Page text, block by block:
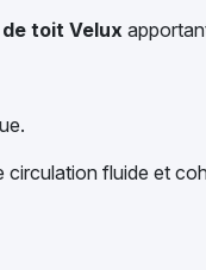
toit Velux
fluide et